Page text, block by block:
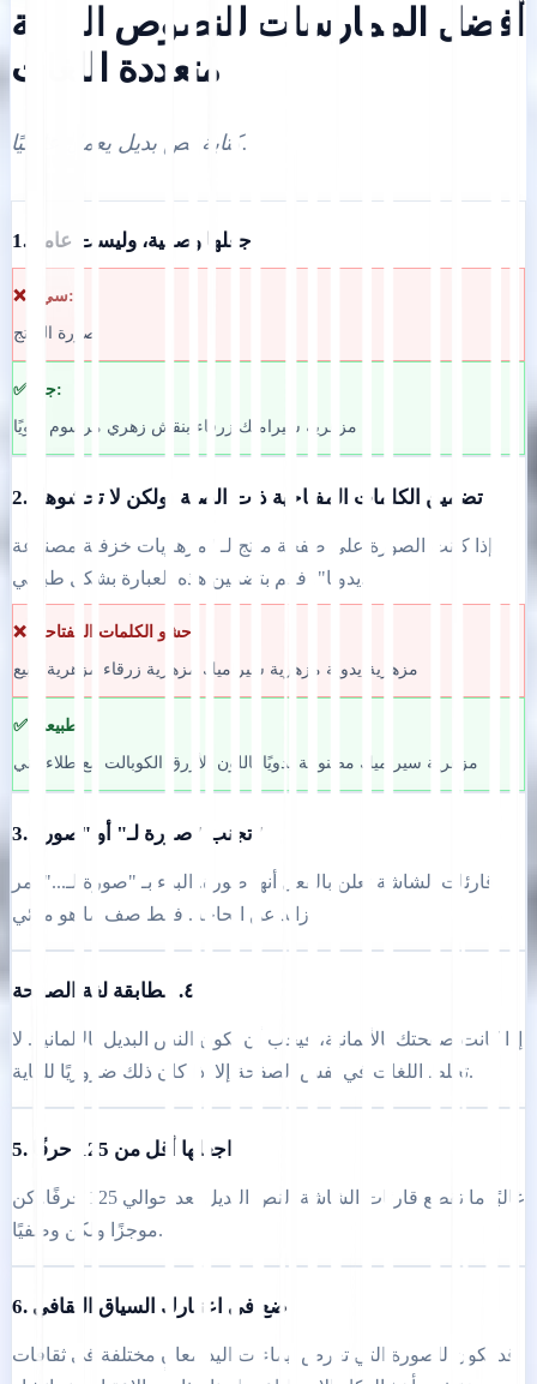
أفضل الممارسات للنصوص البديلة
متعددة اللغات
كتابة نص بديل يعمل عالميًا.
1. اجعلها وصفية، وليست عامة
❌ سيء:
صورة المنتج
✅ جيد:
مزهرية سيراميك زرقاء بنقش زهري مرسوم يدويًا
2. تضمين الكلمات المفتاحية ذات الصلة (ولكن لا تحشوها)
إذا كانت الصورة على صفحة منتج لـ "مزهريات خزفية مصنوعة
يدويًا"، فقم بتضمين هذه العبارة بشكل طبيعي.
مزهرية يدوية مزهرية سيراميك مزهرية زرقاء مزهرية للبيع
مزهرية سيراميك مصنوعة يدويًا باللون الأزرق الكوبالت مع طلاء فني
3. تجنب "صورة لـ" أو "صورة"
قارئات الشاشة تعلن بالفعل أنها صورة. البدء بـ "صورة لـ..." أمر
٤. مطابقة لغة الصفحة
إذا كانت صفحتك بالألمانية، فيجب أن يكون النص البديل بالألمانية. لا
تخلط اللغات في نفس الصفحة إلا إذا كان ذلك ضروريًا للغاية.
5. اجعلها أقل من 125 حرفًا
غالبًا ما تقطع قارئات الشاشة النص البديل بعد حوالي 125 حرفًا. كن
موجزًا ولكن وصفيًا.
6. ضع في اعتبارك السياق الثقافي
قد يكون للصورة التي تعرض إيماءات اليد معانٍ مختلفة في ثقافات